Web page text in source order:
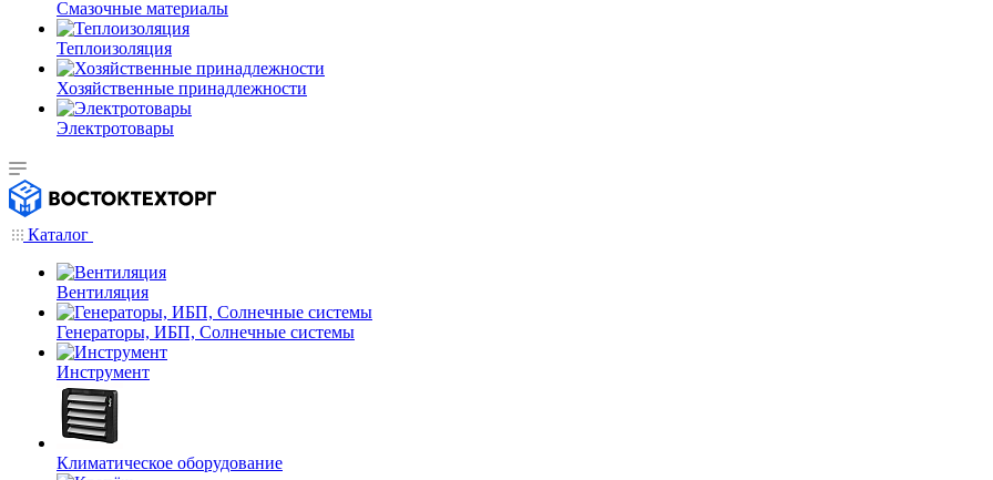
Смазочные материалы
Теплоизоляция
Хозяйственные принадлежности
Электротовары
Каталог
Вентиляция
Генераторы, ИБП, Солнечные системы
Инструмент
Климатическое оборудование